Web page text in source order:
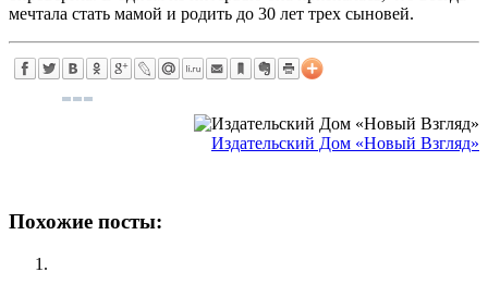
мечтала стать мамой и родить до 30 лет трех сыновей.
Издательский Дом «Новый Взгляд»
Похожие посты: